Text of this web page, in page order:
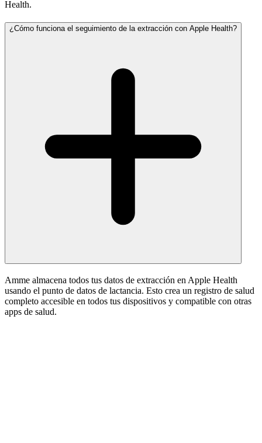
Health.
¿Cómo funciona el seguimiento de la extracción con Apple Health?
Amme almacena todos tus datos de extracción en Apple Health
usando el punto de datos de lactancia. Esto crea un registro de salud
completo accesible en todos tus dispositivos y compatible con otras
apps de salud.